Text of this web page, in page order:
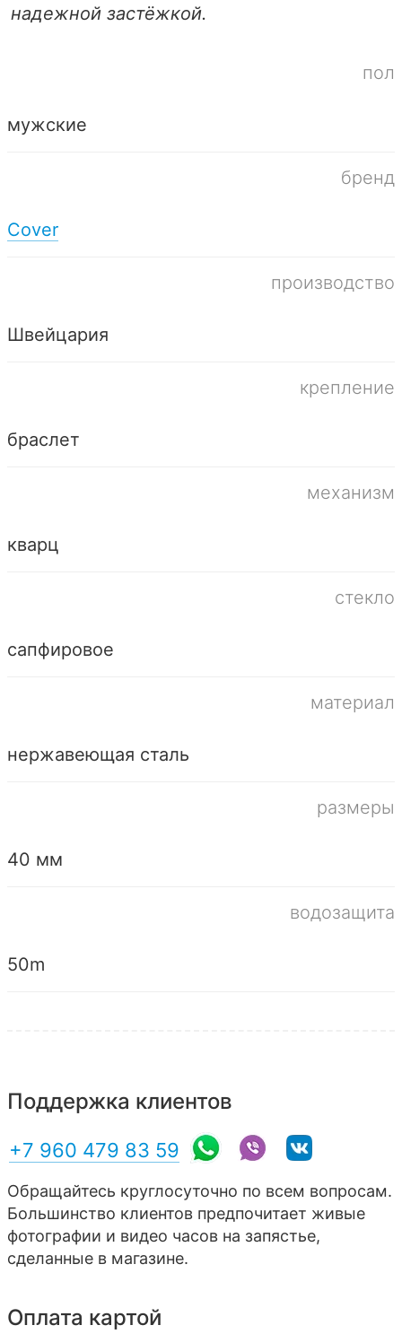
надежной застёжкой.
пол
мужские
бренд
Cover
производство
Швейцария
крепление
браслет
механизм
кварц
стекло
сапфировое
материал
нержавеющая сталь
размеры
40 мм
водозащита
50m
Поддержка клиентов
+7 960 479 83 59
Обращайтесь круглосуточно по всем вопросам.
Большинство клиентов предпочитает живые
фотографии и видео часов на запястье,
сделанные в магазине.
Оплата картой